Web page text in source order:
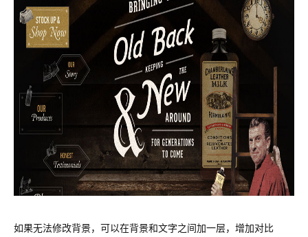
如果无法修改背景，可以在背景和文字之间加一层，增加对比